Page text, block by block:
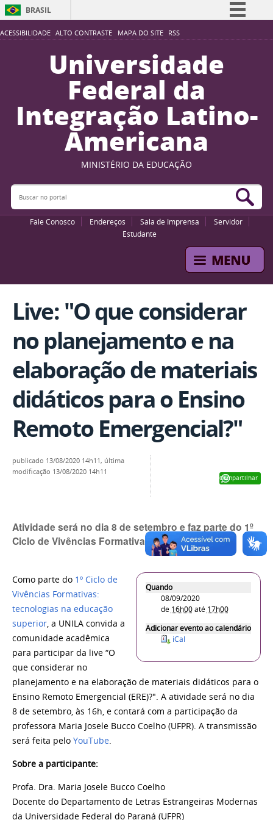
ACESSIBILIDADE ALTO CONTRASTE MAPA DO SITE RSS
BRASIL
Simplifique!
Participe
Acesso à informação
Legislação
Canais
Universidade
Federal da
Integração Latino-
Americana
MINISTÉRIO DA EDUCAÇÃO
Buscar no portal
Fale Conosco Endereços Sala de Imprensa
Servidor
Estudante
Live: "O que considerar
no planejamento e na
elaboração de materiais
didáticos para o Ensino
Remoto Emergencial?"
Compartilhar
publicado 13/08/2020 14h11, última
modificação 13/08/2020 14h11
Atividade será no dia 8 de setembro e faz parte do 1º
Ciclo de Vivências Formativas
Quando
08/09/2020
de 16h00até 17h00
Adicionar evento ao calendário
iCal
Como parte do 1º Ciclo de
Vivências Formativas:
tecnologias na educação
superior, a UNILA convida a
comunidade acadêmica
para participar da live “O
que considerar no
planejamento e na elaboração de materiais didáticos para o
Ensino Remoto Emergencial (ERE)?". A atividade será no dia
8 de setembro, às 16h, e contará com a participação da
professora Maria Josele Bucco Coelho (UFPR). A transmissão
será feita pelo YouTube.
Sobre a participante:
Profa. Dra. Maria Josele Bucco Coelho
Docente do Departamento de Letras Estrangeiras Modernas
da Universidade Federal do Paraná (UFPR)